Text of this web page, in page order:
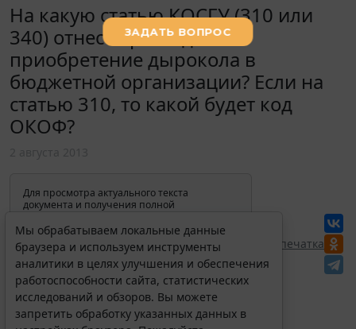
На какую статью КОСГУ (310 или
340) отнести расходы на
приобретение дырокола в
бюджетной организации? Если на
статью 310, то какой будет код
ОКОФ?
Для просмотра актуального текста
документа и получения полной
изменениях и порядке применения
документа, воспользуйтесь поиском в
Интернет-версии системы ГАРАНТ:
Перепечатка
Мы обрабатываем локальные данные
браузера и используем инструменты
аналитики в целях улучшения и обеспечения
работоспособности сайта, статистических
исследований и обзоров. Вы можете
запретить обработку указанных данных в